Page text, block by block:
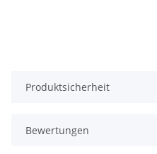
Produktsicherheit
Bewertungen